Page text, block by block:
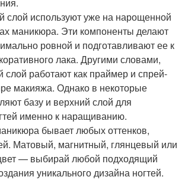
слой используют уже на нарощенной
маникюра. Эти компоненты делают
ровной и подготавливают ее к
лака. Другими словами,
слой работают как праймер и спрей-
макияжа. Однако в некоторые
базу и верхний слой для
именно к наращиванию.
бывает любых оттенков,
Матовый, магнитный, глянцевый или
— выбирай любой подходящий
уникального дизайна ногтей.